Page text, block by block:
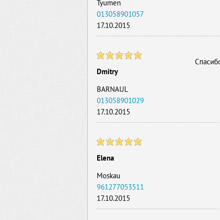
Tyumen
013058901057
17.10.2015
Dmitry
BARNAUL
013058901029
17.10.2015
Elena
Moskau
961277053511
17.10.2015